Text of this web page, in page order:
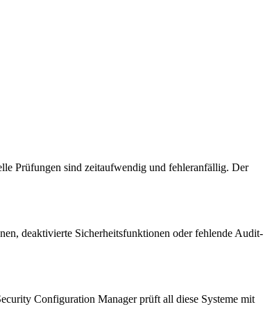
Prüfungen sind zeitaufwendig und fehleranfällig. Der
deaktivierte Sicherheitsfunktionen oder fehlende Audit-
Configuration Manager prüft all diese Systeme mit